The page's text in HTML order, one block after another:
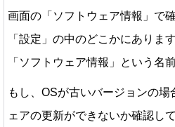
画面の「ソフトウェア情報」で
「設定」の中のどこかにありま
「ソフトウェア情報」という名
もし、OSが古いバージョンの
ェアの更新ができないか確認し